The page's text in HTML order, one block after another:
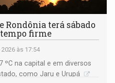
Rondônia terá sábado
firme
às 17:54
ºC na capital e em diversos
como Jaru e Urupá